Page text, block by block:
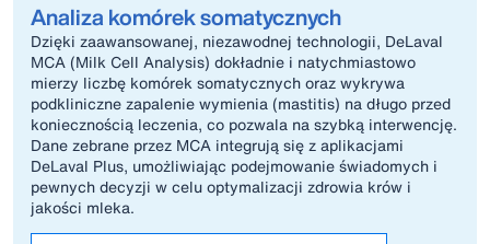
Analiza komórek somatycznych
Dzięki zaawansowanej, niezawodnej technologii, DeLaval
MCA (Milk Cell Analysis) dokładnie i natychmiastowo
mierzy liczbę komórek somatycznych oraz wykrywa
podkliniczne zapalenie wymienia (mastitis) na długo przed
koniecznością leczenia, co pozwala na szybką interwencję.
Dane zebrane przez MCA integrują się z aplikacjami
DeLaval Plus, umożliwiając podejmowanie świadomych i
pewnych decyzji w celu optymalizacji zdrowia krów i
jakości mleka.